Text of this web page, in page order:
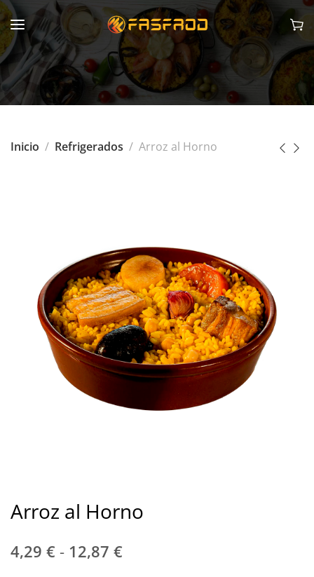
Inicio Refrigerados Arroz al Horno
Arroz al Horno
4,29 € - 12,87 €